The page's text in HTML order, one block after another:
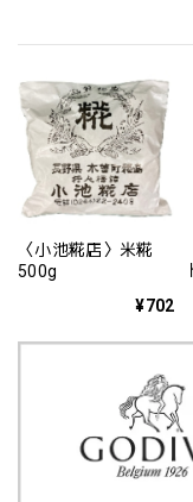
〈小池糀店〉米糀
500g
¥702